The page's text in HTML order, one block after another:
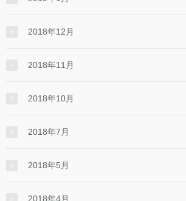
2018年12月
2018年11月
2018年10月
2018年7月
2018年5月
2018年4月